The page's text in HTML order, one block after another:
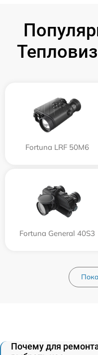
Fortuna LRF 50M6
Fortuna General 40S3
Почему для